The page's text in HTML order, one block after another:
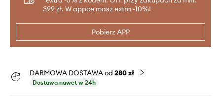
399 zł. W appce masz extra -10%!
Pobierz APP
DARMOWA DOSTAWA od 280 zł
Dostawa nawet w 24h